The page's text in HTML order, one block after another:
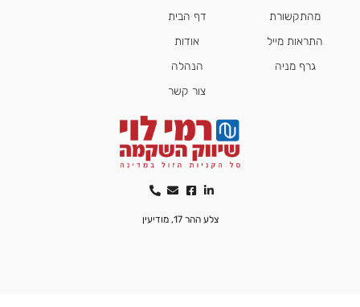
מהתקשורת
התראות מייל
גרף מניה
דף הבית
אודות
הנהלה
צור קשר
צלע ההר 17, מודיעין